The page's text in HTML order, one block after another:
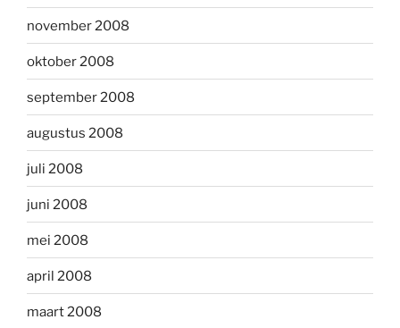
november 2008
oktober 2008
september 2008
augustus 2008
juli 2008
juni 2008
mei 2008
april 2008
maart 2008